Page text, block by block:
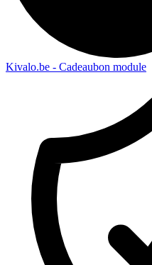
Kivalo.be - Cadeaubon module